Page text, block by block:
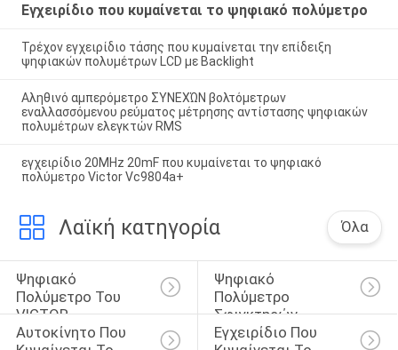
Εγχειρίδιο που κυμαίνεται το ψηφιακό πολύμετρο
Τρέχον εγχειρίδιο τάσης που κυμαίνεται την επίδειξη
ψηφιακών πολυμέτρων LCD με Backlight
Αληθινό αμπερόμετρο ΣΥΝΕΧΏΝ βολτόμετρων
εναλλασσόμενου ρεύματος μέτρησης αντίστασης ψηφιακών
πολυμέτρων ελεγκτών RMS
εγχειρίδιο 20MHz 20mF που κυμαίνεται το ψηφιακό
πολύμετρο Victor Vc9804a+
Λαϊκή κατηγορία Όλα
Ψηφιακό
Πολύμετρο Του
VICTOR
Ψηφιακό
Πολύμετρο
Σφιγκτηρών
Αυτοκίνητο Που
Εγχειρίδιο Που